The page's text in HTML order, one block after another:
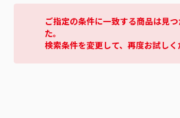
ご指定の条件に一致する商品は見
た。
検索条件を変更して、再度お試しく